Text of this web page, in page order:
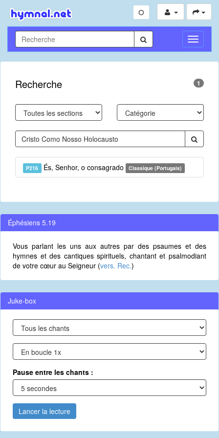
Toggle
Recherche 1
P216 És, Senhor, o consagrado Classique (Portugais)
Éphésiens 5.19
Vous parlant les uns aux autres par des psaumes et des
hymnes et des cantiques spirituels, chantant et psalmodiant
de votre cœur au Seigneur (vers. Rec.)
Juke-box
Pause entre les chants :
Lancer la lecture